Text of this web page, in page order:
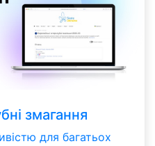
змагання
для багатьох